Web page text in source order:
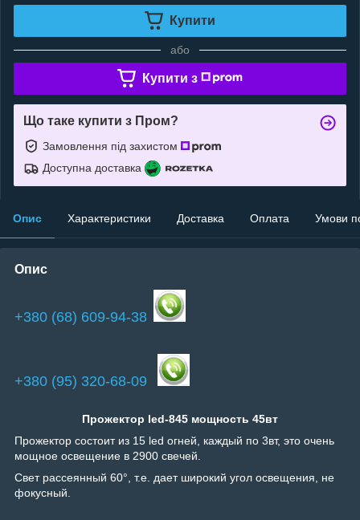
Купити
або
Купити з
Що таке купити з Пром?
Замовлення під захистом
Доступна доставка
Опис Характеристики Доставка Оплата Умови
Опис
+380 (68) 609-94-38
+380 (95) 320-68-09
Прожектор led-845 мощность 45вт
Прожектор состоит из 15 led огней, каждый по 3вт, это очень
мощное освещение в 2900 свечей.
Свет рассеянный 60°, т.е. дает широкий угол освещения, не
фокусный.